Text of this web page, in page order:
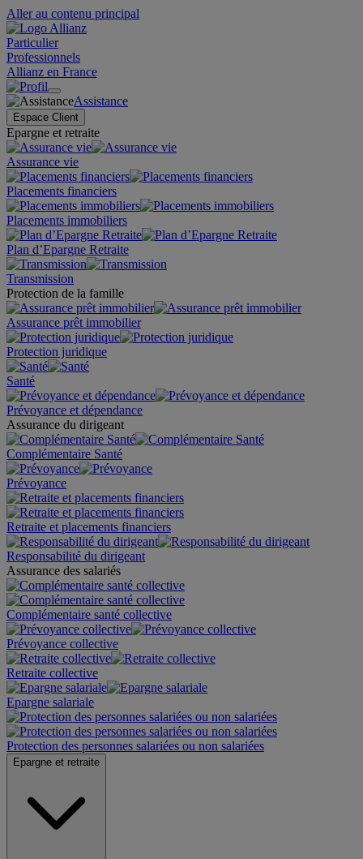
Aller au contenu principal
Particulier
Professionnels
Allianz en France
Assistance
Espace Client
Epargne et retraite
Assurance vie
Placements financiers
Placements immobiliers
Plan d’Epargne Retraite
Transmission
Protection de la famille
Assurance prêt immobilier
Protection juridique
Santé
Prévoyance et dépendance
Assurance du dirigeant
Complémentaire Santé
Prévoyance
Retraite et placements financiers
Responsabilité du dirigeant
Assurance des salariés
Complémentaire santé collective
Prévoyance collective
Retraite collective
Epargne salariale
Protection des personnes salariées ou non salariées
Epargne et retraite